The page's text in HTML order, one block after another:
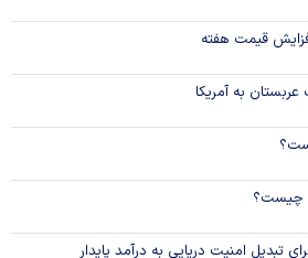
قیمت هفته
به آمریکا
چیست؟
تبدیل امنیت دریایی به درآمد پایدار